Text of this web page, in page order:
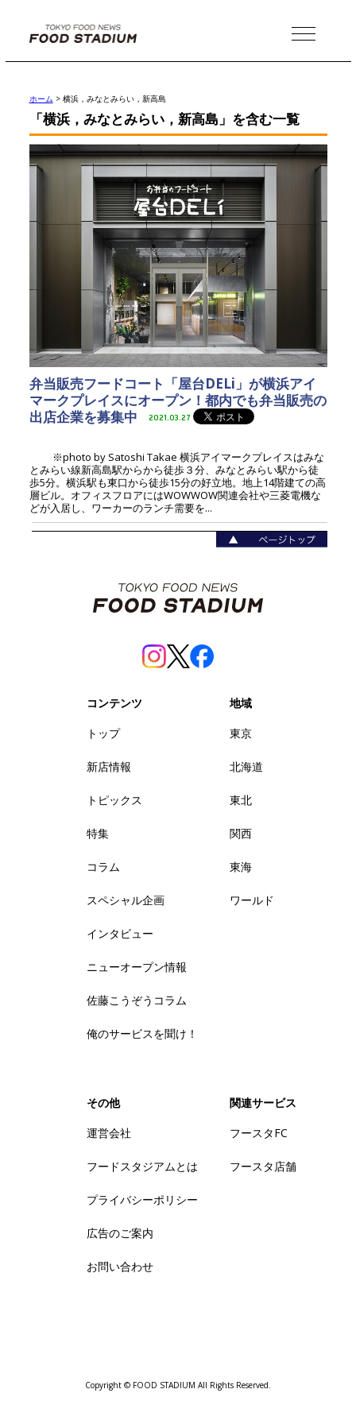
MENU
ホーム > 横浜，みなとみらい，新高島
「横浜，みなとみらい，新高島」を含む一覧
弁当販売フードコート「屋台DELi」が横浜アイ
マークプレイスにオープン！都内でも弁当販売の
出店企業を募集中
2021.03.27
※photo by Satoshi Takae 横浜アイマークプレイスはみな
とみらい線新高島駅からから徒歩３分、みなとみらい駅から徒
歩5分。横浜駅も東口から徒歩15分の好立地。地上14階建ての高
層ビル。オフィスフロアにはWOWWOW関連会社や三菱電機な
どが入居し、ワーカーのランチ需要を...
コンテンツ
トップ
新店情報
トピックス
特集
コラム
スペシャル企画
インタビュー
ニューオープン情報
佐藤こうぞうコラム
俺のサービスを聞け！
地域
東京
北海道
東北
関西
東海
ワールド
その他
運営会社
フードスタジアムとは
プライバシーポリシー
広告のご案内
お問い合わせ
関連サービス
フースタFC
フースタ店舗
Copyright © FOOD STADIUM All Rights Reserved.